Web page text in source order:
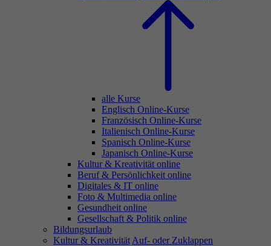
alle Kurse
Englisch Online-Kurse
Französisch Online-Kurse
Italienisch Online-Kurse
Spanisch Online-Kurse
Japanisch Online-Kurse
Kultur & Kreativität online
Beruf & Persönlichkeit online
Digitales & IT online
Foto & Multimedia online
Gesundheit online
Gesellschaft & Politik online
Bildungsurlaub
Kultur & Kreativität Auf- oder Zuklappen